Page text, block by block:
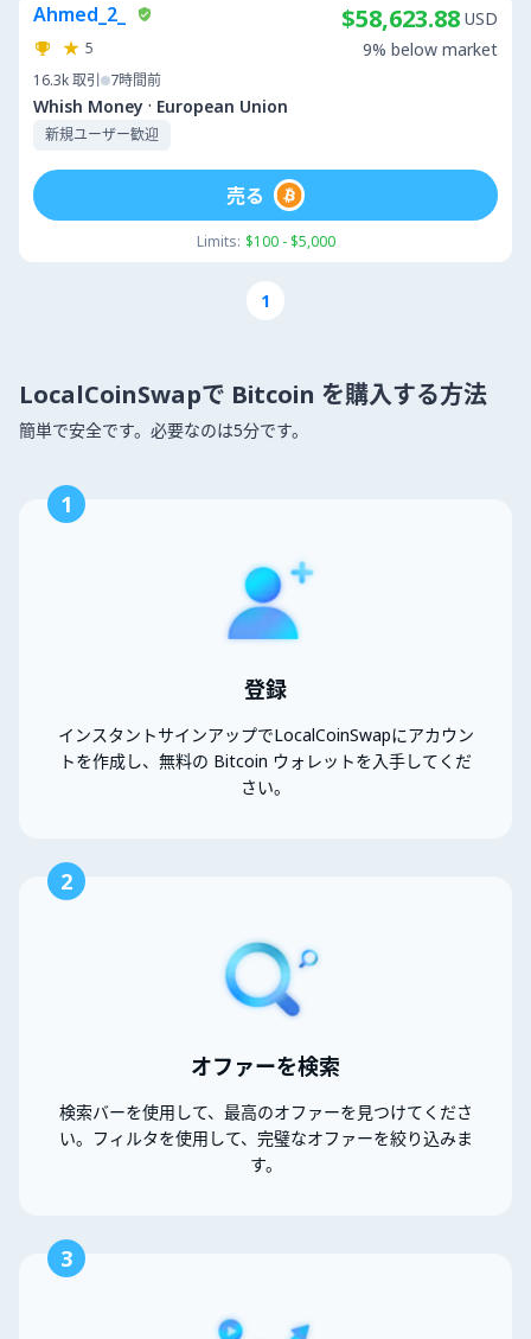
Ahmed_2_
5
16.3k取引 7時間前
Whish Money · European Union
新規ユーザー歓迎
$58,623.88 USD
9% below market
Limits: $100 - $5,000
売る
1
LocalCoinSwapで Bitcoin を購入する方法
簡単で安全です。必要なのは5分です。
1
登録
インスタントサインアップでLocalCoinSwapにアカウン
トを作成し、無料の Bitcoin ウォレットを入手してくだ
さい。
2
オファーを検索
検索バーを使用して、最高のオファーを見つけてくださ
い。フィルタを使用して、完璧なオファーを絞り込みま
す。
3